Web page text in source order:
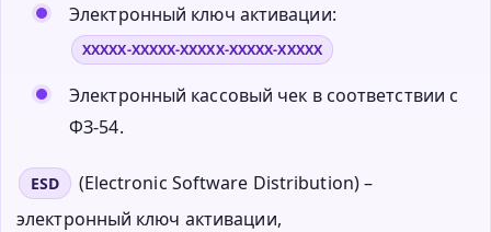
Электронный ключ активации:
XXXXX-XXXXX-XXXXX-XXXXX-XXXXX
Электронный кассовый чек в соответствии с
ФЗ-54.
ESD
(Electronic Software Distribution) –
электронный ключ активации,